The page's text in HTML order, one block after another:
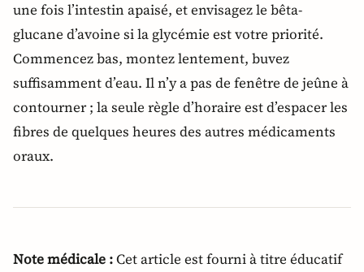
une fois l’intestin apaisé, et envisagez le bêta-
glucane d’avoine si la glycémie est votre priorité.
Commencez bas, montez lentement, buvez
suffisamment d’eau. Il n’y a pas de fenêtre de jeûne à
contourner ; la seule règle d’horaire est d’espacer les
fibres de quelques heures des autres médicaments
oraux.
Note médicale :Cet article est fourni à titre éducatif